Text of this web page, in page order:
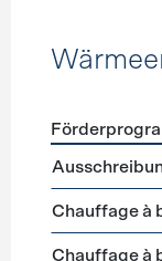
Chauffage à
Chauffage à